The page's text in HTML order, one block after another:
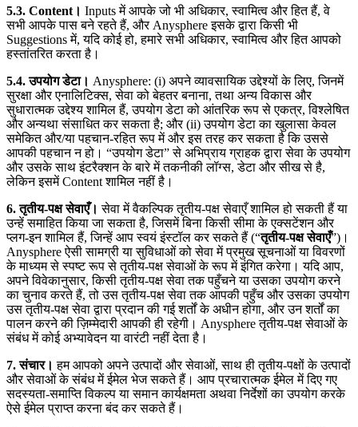
5.3. Content। Inputs में आपके जो भी अधिकार, स्वामित्व और हित हैं, वे
सभी आपके पास बने रहते हैं, और Anysphere इसके द्वारा किसी भी
Suggestions में, यदि कोई हो, हमारे सभी अधिकार, स्वामित्व और हित आपको
हस्तांतरित करता है।
5.4. उपयोग डेटा। Anysphere: (i) अपने व्यावसायिक उद्देश्यों के लिए, जिनमें
सुरक्षा और एनालिटिक्स, सेवा को बेहतर बनाना, तथा अन्य विकास और
सुधारात्मक उद्देश्य शामिल हैं, उपयोग डेटा को आंतरिक रूप से एकत्र, विश्लेषित
और अन्यथा संसाधित कर सकता है; और (ii) उपयोग डेटा का खुलासा केवल
समेकित और/या पहचान-रहित रूप में और इस तरह कर सकता है कि उससे
आपकी पहचान न हो। “उपयोग डेटा” से अभिप्राय ग्राहक द्वारा सेवा के उपयोग
और उसके साथ इंटरैक्शन के बारे में तकनीकी लॉग्स, डेटा और सीख से है,
लेकिन इसमें Content शामिल नहीं है।
6. तृतीय-पक्ष सेवाएँ। सेवा में वैकल्पिक तृतीय-पक्ष सेवाएँ शामिल हो सकती हैं या
उन्हें समाहित किया जा सकता है, जिसमें बिना किसी सीमा के एक्सटेंशन और
प्लग-इन शामिल हैं, जिन्हें आप स्वयं इंस्टॉल कर सकते हैं (“तृतीय-पक्ष सेवाएँ”)।
Anysphere ऐसी सामग्री या सुविधाओं को सेवा में प्रमुख सूचनाओं या विवरणों
के माध्यम से स्पष्ट रूप से तृतीय-पक्ष सेवाओं के रूप में इंगित करेगा। यदि आप,
अपने विवेकानुसार, किसी तृतीय-पक्ष सेवा तक पहुँचने या उसका उपयोग करने
का चुनाव करते हैं, तो उस तृतीय-पक्ष सेवा तक आपकी पहुँच और उसका उपयोग
उस तृतीय-पक्ष सेवा द्वारा प्रदान की गई शर्तों के अधीन होगा, और उन शर्तों का
पालन करने की ज़िम्मेदारी आपकी ही रहेगी। Anysphere तृतीय-पक्ष सेवाओं के
संबंध में कोई अभ्यावेदन या वारंटी नहीं देता है।
7. संचार। हम आपको अपने उत्पादों और सेवाओं, साथ ही तृतीय-पक्षों के उत्पादों
और सेवाओं के संबंध में ईमेल भेज सकते हैं। आप प्रचारात्मक ईमेल में दिए गए
सदस्यता-समाप्ति विकल्प या समान कार्यक्षमता अथवा निर्देशों का उपयोग करके
ऐसे ईमेल प्राप्त करना बंद कर सकते हैं।